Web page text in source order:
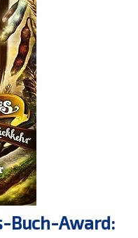
Buch-Award: